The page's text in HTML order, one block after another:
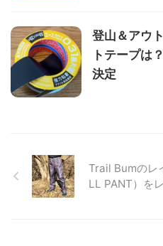
登山＆アウ
トテープは
決定
Trail Bumのレ
LL PANT）を